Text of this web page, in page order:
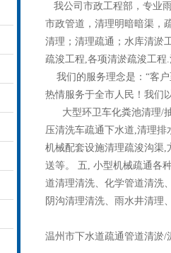
我公司市政工程部，专业
市政管道，清理明暗暗渠，
清理；清理疏通；水库清淤
疏浚工程,各项清淤疏浚工
我们的服务理念是：“客户
热情服务于全市人民！我们
大型环卫车化粪池清理/抽
压清洗车疏通下水道,清理
机械配套设施清理疏浚沟渠
送等。 五, 小型机械疏通各
道清理清洗、化学管道清洗
阴沟清理清洗、雨水井清理
温州市下水道疏通管道清淤